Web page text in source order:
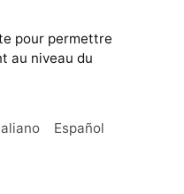
pour permettre
au niveau du
Español